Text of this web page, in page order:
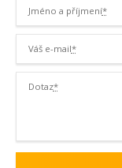
Jméno a příjmení*
Váš e-mail*
Dotaz*